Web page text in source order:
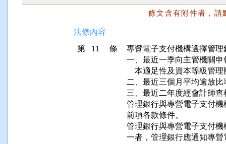
條文含有附件者，請
法條內容
第 11 條
專營電子支付機構選擇管
一、最近一季向主管機關
本適足性及資本等級管
二、最近三個月平均逾放
三、最近二年度經會計師
管理銀行與專營電子支付
前項各款條件。
管理銀行與專營電子支付
一者，管理銀行應通知專